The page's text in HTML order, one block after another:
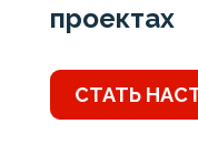
проектах
СТАТЬ